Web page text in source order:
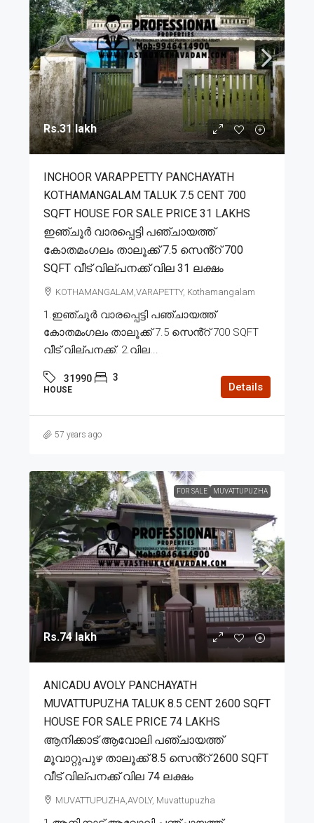
Rs.31 lakh
INCHOOR VARAPPETTY PANCHAYATH
KOTHAMANGALAM TALUK 7.5 CENT 700
SQFT HOUSE FOR SALE PRICE 31 LAKHS
ഇഞ്ചൂർ വാരപ്പെട്ടി പഞ്ചായത്ത്
കോതമംഗലം താലൂക്ക് 7.5 സെൻ്റ് 700
SQFT വീട് വില്പനക്ക് വില 31 ലക്ഷം
KOTHAMANGALAM,VARAPETTY, Kothamangalam
1.ഇഞ്ചൂർ വാരപ്പെട്ടി പഞ്ചായത്ത്
കോതമംഗലം താലൂക്ക് 7.5 സെൻ്റ് 700 SQFT
വീട് വില്പനക്ക്. 2.വില...
31990 3
HOUSE Details
57 years ago
FOR SALE MUVATTUPUZHA
Rs.74 lakh
ANICADU AVOLY PANCHAYATH
MUVATTUPUZHA TALUK 8.5 CENT 2600 SQFT
HOUSE FOR SALE PRICE 74 LAKHS
ആനിക്കാട് ആവോലി പഞ്ചായത്ത്
മൂവാറ്റുപുഴ താലൂക്ക് 8.5 സെൻ്റ് 2600 SQFT
വീട് വില്പനക്ക് വില 74 ലക്ഷം
MUVATTUPUZHA,AVOLY, Muvattupuzha